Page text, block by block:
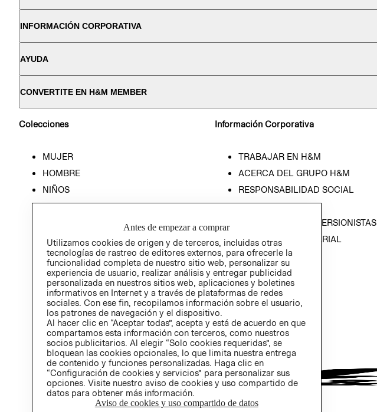
INFORMACIÓN CORPORATIVA
AYUDA
CONVERTITE EN H&M MEMBER
Colecciones
MUJER
HOMBRE
NIÑOS
HOME
Información Corporativa
TRABAJAR EN H&M
ACERCA DEL GRUPO H&M
RESPONSABILIDAD SOCIAL
PRENSA
RELACIÓN CON INVERSIONISTAS
POLÍTICA EMPRESARIAL
Antes de empezar a comprar
Utilizamos cookies de origen y de terceros, incluidas otras
tecnologías de rastreo de editores externos, para ofrecerle la
funcionalidad completa de nuestro sitio web, personalizar su
experiencia de usuario, realizar análisis y entregar publicidad
personalizada en nuestros sitios web, aplicaciones y boletines
informativos en Internet y a través de plataformas de redes
sociales. Con ese fin, recopilamos información sobre el usuario,
los patrones de navegación y el dispositivo.
Al hacer clic en “Aceptar todas”, acepta y está de acuerdo en que
compartamos esta información con terceros, como nuestros
socios publicitarios. Al elegir “Solo cookies requeridas”, se
bloquean las cookies opcionales, lo que limita nuestra entrega
de contenido y funciones personalizadas. Haga clic en
“Configuración de cookies y servicios” para personalizar sus
opciones. Visite nuestro aviso de cookies y uso compartido de
datos para obtener más información.
Aviso de cookies y uso compartido de datos